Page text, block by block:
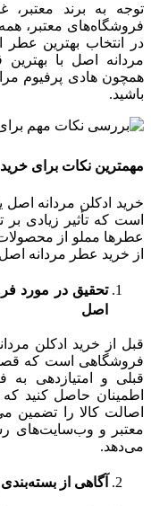
توجه به برند
فروشگاه‌های معتبر،
در انتخاب بهترین عطر
مردانه اصل با
همچون هادی پرفیوم
باشید.
مهمترین نکات برای
خرید ادکلن مردانه
است که تأثیر زیادی بر
عطرها مملو از
از خرید عطر مردانه
تحقیق در مورد
اصل
قبل از خرید ادکلن
فروشگاهی است که قصد
قبلی و امتیازدهی به
اطمینان حاصل کنید
اصالت کالا را تضمین
معتبر و وب‌سایت‌های
می‌دهد.
آگاهی از